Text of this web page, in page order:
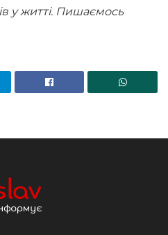
у житті. Пишаємось